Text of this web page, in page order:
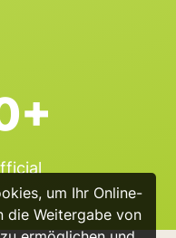
um Ihr Online-
die Weitergabe von